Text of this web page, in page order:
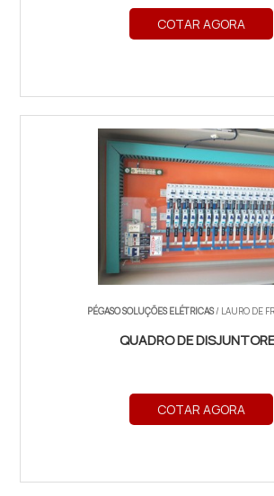
COTAR AGORA
PÉGASO SOLUÇÕES ELÉTRICAS/ LAURO DE
QUADRO DE
COTAR AGORA